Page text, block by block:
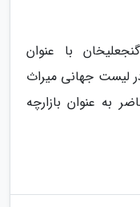
با عنوان
ایرانی 26 شهریور 1402 در لیست جهانی میراث
به عنوان بازارچه